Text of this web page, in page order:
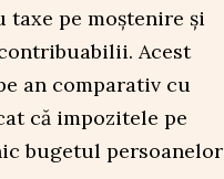
taxe pe moștenire și
Acest
an comparativ cu
că impozitele pe
bugetul persoanelor